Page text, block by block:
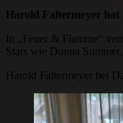
Harold Faltermeyer
In „Feuer & Flamme“
Stars wie Donna
Harold Faltermeyer bei